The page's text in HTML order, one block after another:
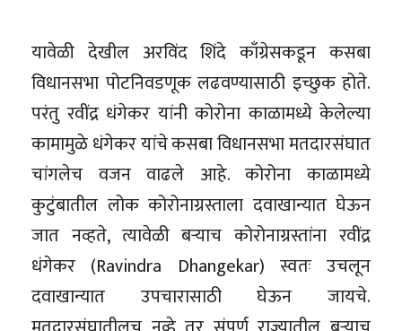
यावेळी देखील अरविंद शिंदे काँग्रेसकडून कसबा
विधानसभा पोटनिवडणूक लढवण्यासाठी इच्छुक होते.
परंतु रवींद्र धंगेकर यांनी कोरोना काळामध्ये केलेल्या
कामामुळे धंगेकर यांचे कसबा विधानसभा मतदारसंघात
चांगलेच वजन वाढले आहे. कोरोना काळामध्ये
कुटुंबातील लोक कोरोनाग्रस्ताला दवाखान्यात घेऊन
जात नव्हते, त्यावेळी बऱ्याच कोरोनाग्रस्तांना रवींद्र
धंगेकर (Ravindra Dhangekar) स्वतः उचलून
दवाखान्यात उपचारासाठी घेऊन जायचे.